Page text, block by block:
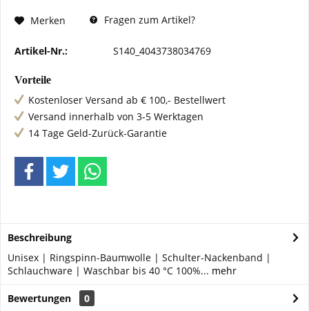
Merken Fragen zum Artikel?
Artikel-Nr.: S140_4043738034769
Vorteile
Kostenloser Versand ab € 100,- Bestellwert
Versand innerhalb von 3-5 Werktagen
14 Tage Geld-Zurück-Garantie
Beschreibung
Unisex | Ringspinn-Baumwolle | Schulter-Nackenband |
Schlauchware | Waschbar bis 40 °C 100%... mehr
Bewertungen
0